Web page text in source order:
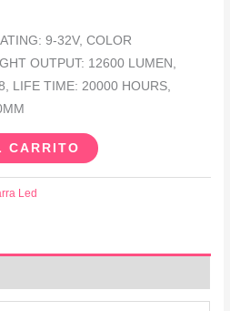
9-32V, COLOR
OUTPUT: 12600 LUMEN,
LIFE TIME: 20000 HOURS,
CARRITO
Led